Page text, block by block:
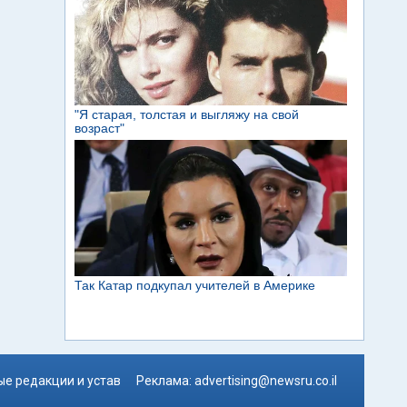
редакции и устав Реклама: advertising@newsru.co.il